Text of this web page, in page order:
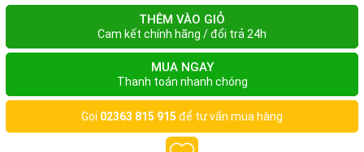
THÊM VÀO GIỎ
Cam kết chính hãng / đổi trả 24h
MUA NGAY
Thanh toán nhanh chóng
Gọi 02363 815 915 để tư vấn mua hàng